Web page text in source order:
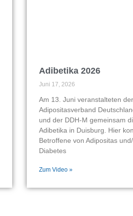
Adibetika 2026
Juni 17, 2026
Am 13. Juni veranstalteten der
Adipositasverband
und der DDH-M gemeinsam
Adibetika in Duisburg. Hier
Betroffene von Adipositas
Diabetes
Zum Video »